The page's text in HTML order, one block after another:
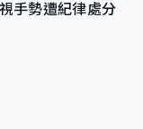
手勢遭紀律處分